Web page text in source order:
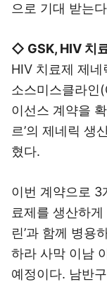
으로 기대 받는
◇ GSK, HIV 치
HIV 치료제 제
소스미스클라인
이선스 계약을
르’의 제네릭 생
혔다.
이번 계약으로 3
료제를 생산하
린’과 함께 병용
하라 사막 이남
예정이다. 남반